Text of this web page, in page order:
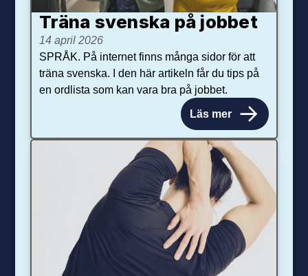
Träna svenska på jobbet
14 april 2026
SPRÅK. På internet finns många sidor för att
träna svenska. I den här artikeln får du tips på
en ordlista som kan vara bra på jobbet.
Läs mer